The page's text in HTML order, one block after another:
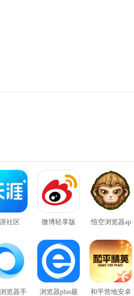
社区 微博轻享版 悟空浏览器ap
览器手 浏览器plus最 和平营地安卓